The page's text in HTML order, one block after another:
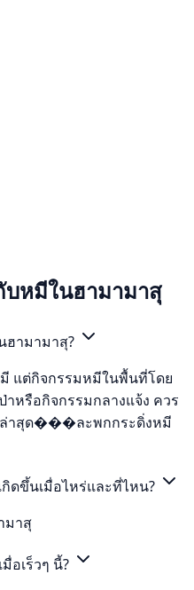
บหมีในฮามามาสุ
ฮามามาสุ?
แต่กิจกรรมหมีในพื้นที่โดย
าหรือกิจกรรมกลางแจ้ง ควร
ล่าสุด���ละพกกระดิ่งหมี
ดขึ้นเมื่อไหร่และที่ไหน?
มาสุ
อเร็วๆ นี้?